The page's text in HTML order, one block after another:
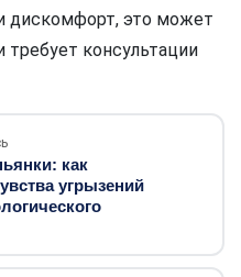
дискомфорт, это может
консультации
как
угрызений